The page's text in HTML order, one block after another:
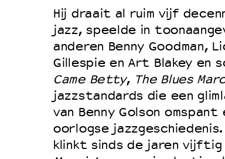
Schoolvoorstellingen
Filmprogramma’s Primair
Filmprogramma’s VO/MBO
Speciale
OVER LANTARENVENSTER
Wat we doen
Hij draait al ruim vijf
jazz, speelde in
anderen Benny Goodman,
Gillespie en Art Blakey en
Came Betty, The Blues
jazzstandards die een
van Benny Golson
oorlogse
klinkt sinds de jaren vijftig